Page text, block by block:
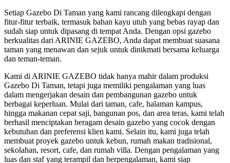
Setiap Gazebo Di Taman yang kami rancang dilengkapi dengan
fitur-fitur terbaik, termasuk bahan kayu utuh yang bebas rayap dan
sudah siap untuk dipasang di tempat Anda. Dengan opsi gazebo
berkualitas dari ARINIE GAZEBO, Anda dapat membuat suasana
taman yang menawan dan sejuk untuk dinikmati bersama keluarga
dan teman-teman.
Kami di ARINIE GAZEBO tidak hanya mahir dalam produksi
Gazebo Di Taman, tetapi juga memiliki pengalaman yang luas
dalam mengerjakan desain dan pembangunan gazebo untuk
berbagai keperluan. Mulai dari taman, cafe, halaman kampus,
hingga makanan cepat saji, bangunan pos, dan area teras, kami telah
berhasil menciptakan beragam desain gazebo yang cocok dengan
kebutuhan dan preferensi klien kami. Selain itu, kami juga telah
membuat proyek gazebo untuk kebun, rumah makan tradisional,
sekolahan, resort, cafe, dan rumah villa. Dengan pengalaman yang
luas dan staf yang terampil dan berpengalaman, kami siap